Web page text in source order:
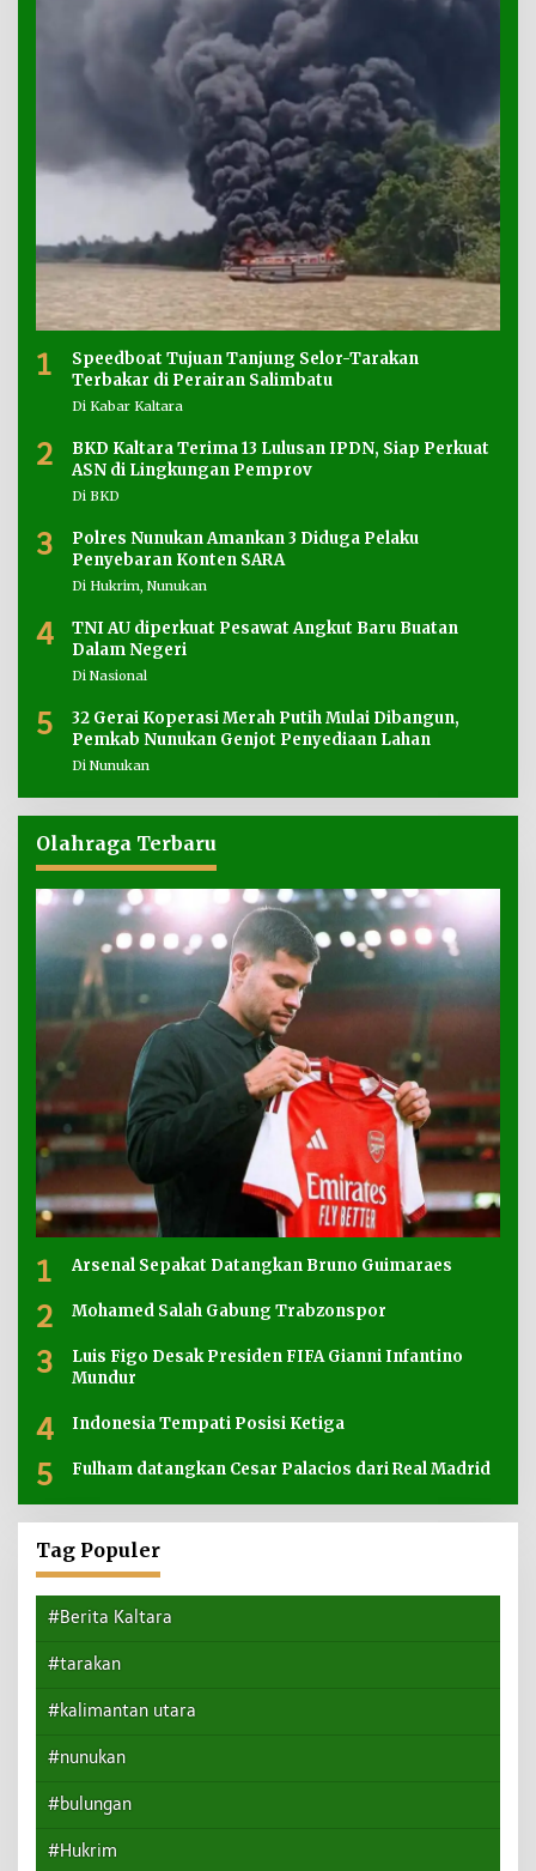
1
Speedboat Tujuan Tanjung Selor-Tarakan
Terbakar di Perairan Salimbatu
Di Kabar Kaltara
2
BKD Kaltara Terima 13 Lulusan IPDN, Siap Perkuat
ASN di Lingkungan Pemprov
Di BKD
3
Polres Nunukan Amankan 3 Diduga Pelaku
Penyebaran Konten SARA
Di Hukrim, Nunukan
4
TNI AU diperkuat Pesawat Angkut Baru Buatan
Dalam Negeri
Di Nasional
5
32 Gerai Koperasi Merah Putih Mulai Dibangun,
Pemkab Nunukan Genjot Penyediaan Lahan
Di Nunukan
Olahraga Terbaru
1 Arsenal Sepakat Datangkan Bruno Guimaraes
2 Mohamed Salah Gabung Trabzonspor
3
Luis Figo Desak Presiden FIFA Gianni Infantino
Mundur
4 Indonesia Tempati Posisi Ketiga
5 Fulham datangkan Cesar Palacios dari Real Madrid
Tag Populer
#Berita Kaltara
#tarakan
#kalimantan utara
#nunukan
#bulungan
#Hukrim